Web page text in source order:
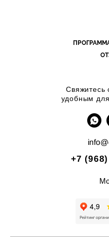
удобным
+7